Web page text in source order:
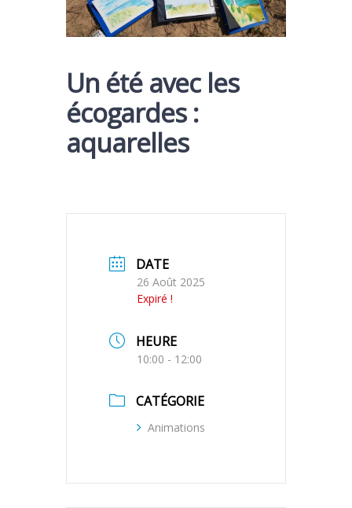
Un été avec les
écogardes :
aquarelles
DATE
26 Août 2025
Expiré !
HEURE
10:00 - 12:00
CATÉGORIE
Animations